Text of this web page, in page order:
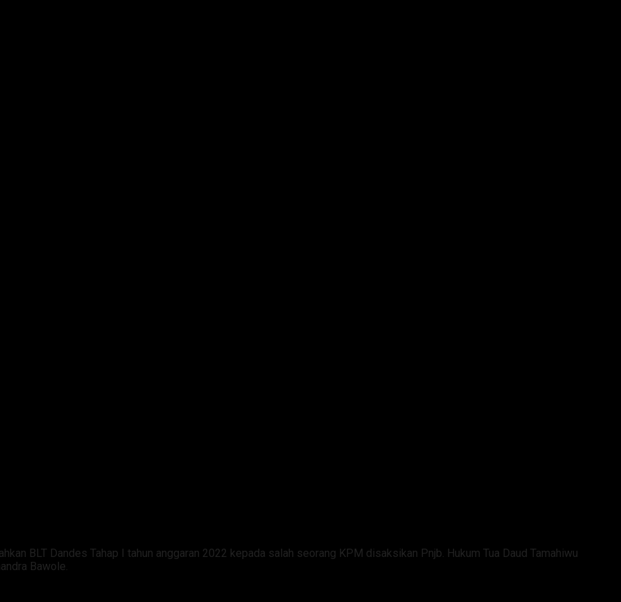
BLT Dandes Tahap I tahun anggaran 2022 kepada salah seorang KPM disaksikan Pnjb. Hukum Tua Daud Tamahiwu
Bawole.